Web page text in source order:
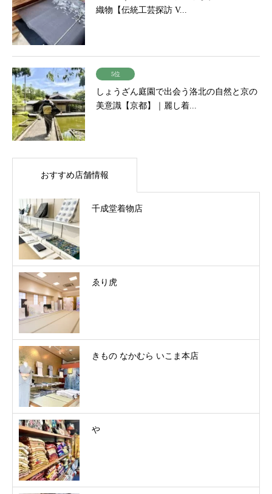
織物【伝統工芸探訪 V...
5位
しょうざん庭園で出会う洛北の自然と京の
美意識【京都】｜麗し着...
おすすめ店舗情報
千成堂着物店
ゑり虎
きもの なかむら いこま本店
やゝ